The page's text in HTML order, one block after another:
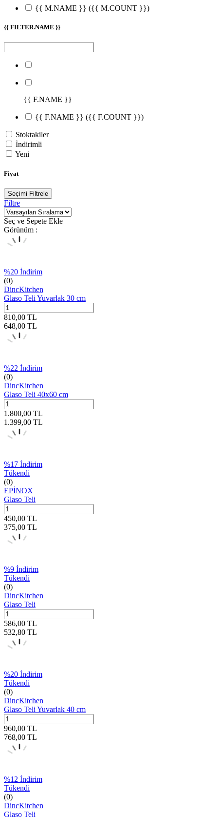
{{ M.NAME }} ({{ M.COUNT }})
{{ FILTER.NAME }}
{{ F.NAME }}
{{ F.NAME }} ({{ F.COUNT }})
Stoktakiler
İndirimli
Yeni
Fiyat
Seçimi Filtrele
Filtre
Seç ve Sepete Ekle
Görünüm :
%20 İndirim
(0)
DincKitchen
Glaso Teli Yuvarlak 30 cm
810,00 TL
648,00 TL
%22 İndirim
(0)
DincKitchen
Glaso Teli 40x60 cm
1.800,00 TL
1.399,00 TL
%17 İndirim
Tükendi
(0)
EPİNOX
Glaso Teli
450,00 TL
375,00 TL
%9 İndirim
Tükendi
(0)
DincKitchen
Glaso Teli
586,00 TL
532,80 TL
%20 İndirim
Tükendi
(0)
DincKitchen
Glaso Teli Yuvarlak 40 cm
960,00 TL
768,00 TL
%12 İndirim
Tükendi
(0)
DincKitchen
Glaso Teli